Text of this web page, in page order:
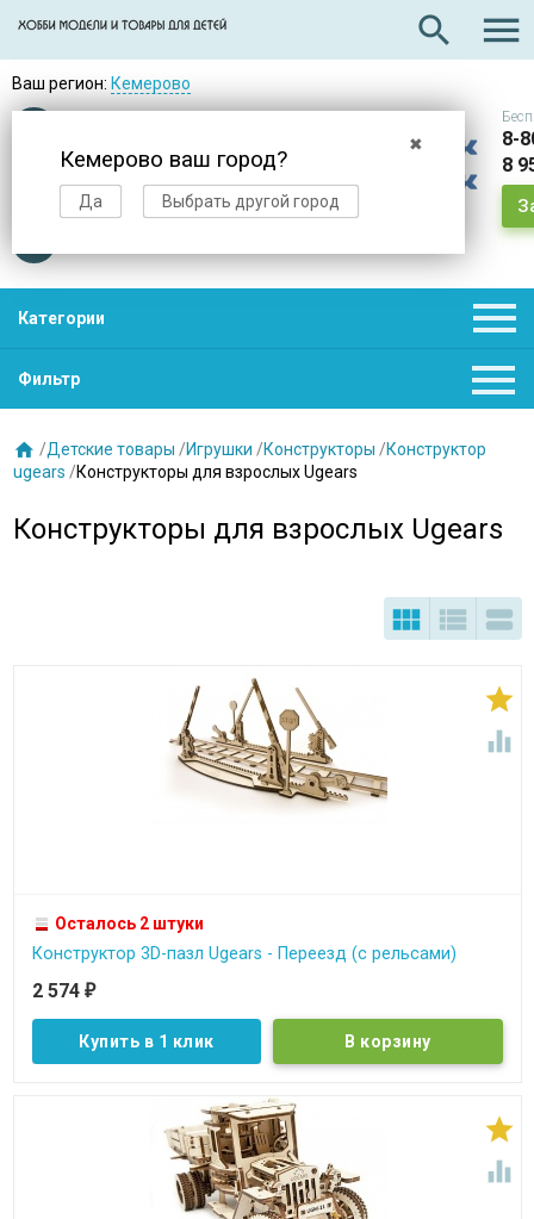
search 
Ваш регион: Кемерово
✖
Кемерово ваш город?
Да Выбрать другой город
Доставкав день заказа
8-
8
Категории 
Фильтр 
 /Детские товары /Игрушки /Конструкторы /Конструктор
ugears /Конструкторы для взрослых Ugears
Конструкторы для взрослых Ugears
  


Осталось 2 штуки
Конструктор 3D-пазл Ugears - Переезд (с рельсами)
2 574 ₽
Купить в 1 клик

